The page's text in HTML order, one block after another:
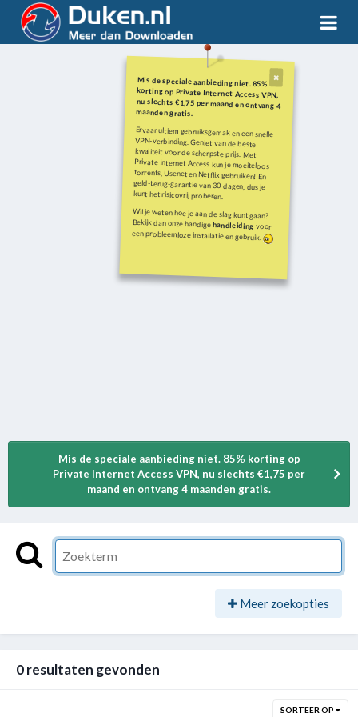
Mis de speciale aanbieding niet. 85%
korting op Private Internet Access VPN,
nu slechts €1,75 per maand en ontvang 4
maanden gratis.
Ervaar ultiem gebruiksgemak en een snelle
VPN-verbinding. Geniet van de beste
kwaliteit voor de scherpste prijs. Met
Private Internet Access kun je moeiteloos
torrents, Usenet en Netflix gebruiken! En
geld-terug-garantie van 30 dagen, dus je
kunt het risicovrij proberen.
Wil je weten hoe je aan de slag kunt gaan?
Bekijk dan onze handigehandleiding voor
een probleemloze installatie en gebruik.
Mis de speciale aanbieding niet. 85% korting op
Private Internet Access VPN, nu slechts €1,75 per
maand en ontvang 4 maanden gratis.
Meer zoekopties
0 resultaten gevonden
SORTEER OP